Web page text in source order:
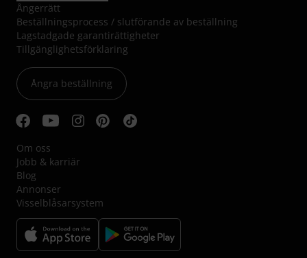
Ångerrätt
Beställningsprocess / slutförande av beställning
Lagstadgade garantirättigheter
Tillgänglighetsförklaring
Ångra beställning
Om oss
Jobb & karriär
Blog
Annonser
Visselblåsarsystem